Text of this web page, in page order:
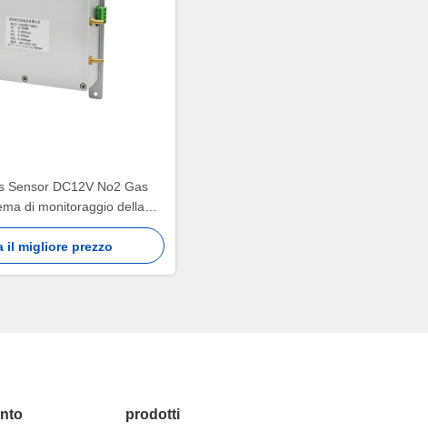
Sensor DC12V No2 Gas
di monitoraggio della
dell'aria
il migliore prezzo
prodotti